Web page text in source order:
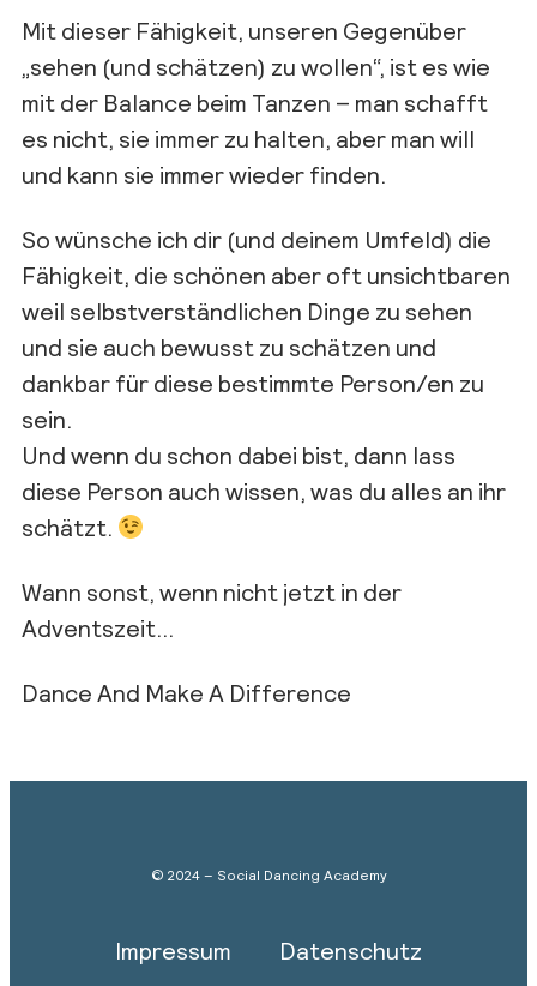
Mit dieser Fähigkeit, unseren Gegenüber
„sehen (und schätzen) zu wollen“, ist es wie
mit der Balance beim Tanzen – man schafft
es nicht, sie immer zu halten, aber man will
und kann sie immer wieder finden.
So wünsche ich dir (und deinem Umfeld) die
Fähigkeit, die schönen aber oft unsichtbaren
weil selbstverständlichen Dinge zu sehen
und sie auch bewusst zu schätzen und
dankbar für diese bestimmte Person/en zu
sein.
Und wenn du schon dabei bist, dann lass
diese Person auch wissen, was du alles an ihr
schätzt.
Wann sonst, wenn nicht jetzt in der
Adventszeit…
Dance And Make A Difference
© 2024 – Social Dancing Academy
Impressum Datenschutz